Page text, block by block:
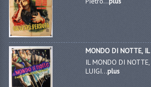
MONDO DI NOTTE, IL
IL MONDO DI NOTTE,
LUIGI...plus